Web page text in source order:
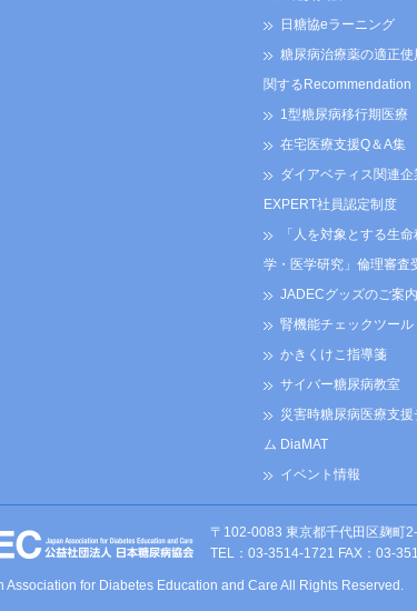
日糖協eラーニング
糖尿病治療薬の適正使
関するRecommendation
1型糖尿病移行期医療
在宅医療支援Q＆A集
ダイアベティス関連企
EXPERT社員認定制度
「人を対象とする生命
学・医学研究」倫理審査
JADECグッズのご案内
腎機能チェックツール
かきくけこ指導箋
サイバー糖尿病教室
災害時糖尿病医療支援
ム DiaMAT
イベント情報
〒102-0083 東京都千代田区麹町
TEL：03-3514-1721 FAX：03-
Association for Diabetes Education and Care All Rights Reserved.